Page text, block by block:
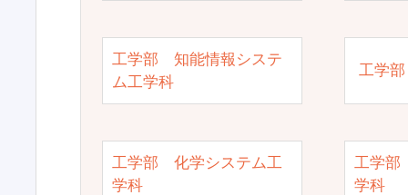
工学部 知能情報システ
ム工学科
工学
工学部 化学システム工
学科
工学部
学科